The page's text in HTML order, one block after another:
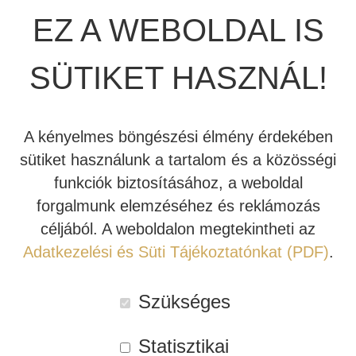
A REL HT-széria kedvező ár/érték arányú, kivételesen
HT/1003 MKII aktív mélysugárzók Magyarországra is.
Nézd meg a részletes bemutató videót!
TOVÁBB
AKTÍV MÉLYLÁDA TESZT – REL 212SE
JBL SUMMIT
JBL SYNTHESIS
MARK LEVINSON
SIM2
TÖBBCSATORNÁS VÉGERŐSÍTŐ
MÉDIALEJÁTSZÓ
BEÉPÍTHETŐ HANGSZÓRÓ
KÁBEL
NYÁRI AKCIÓ
BEÉPÍTHETŐ HANGSZÓRÓ
HIFI DA KONVERTER
CD LEJÁTSZÓ
EZ A WEBOLDAL IS
SÜTIKET HASZNÁL!
A kényelmes böngészési élmény érdekében
sütiket használunk a tartalom és a közösségi
funkciók biztosításához, a weboldal
forgalmunk elemzéséhez és reklámozás
céljából. A weboldalon megtekintheti az
Adatkezelési és Süti Tájékoztatónkat (PDF).
Szükséges
Statisztikai